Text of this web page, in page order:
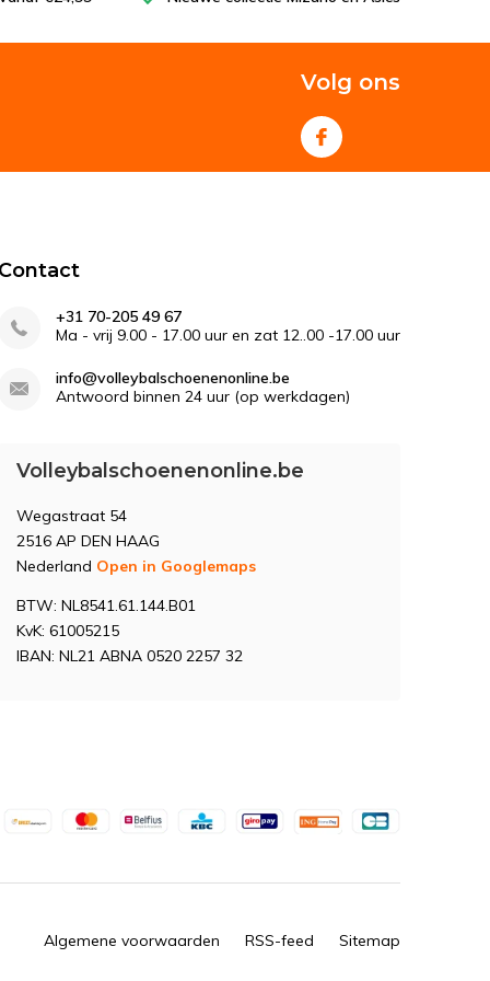
Volg ons
Contact
+31 70-205 49 67
Ma - vrij 9.00 - 17.00 uur en zat 12..00 -17.00 uur
info@volleybalschoenenonline.be
Antwoord binnen 24 uur (op werkdagen)
Volleybalschoenenonline.be
Wegastraat 54
2516 AP DEN HAAG
Nederland Open in Googlemaps
BTW: NL8541.61.144.B01
KvK: 61005215
IBAN: NL21 ABNA 0520 2257 32
Algemene voorwaarden RSS-feed Sitemap